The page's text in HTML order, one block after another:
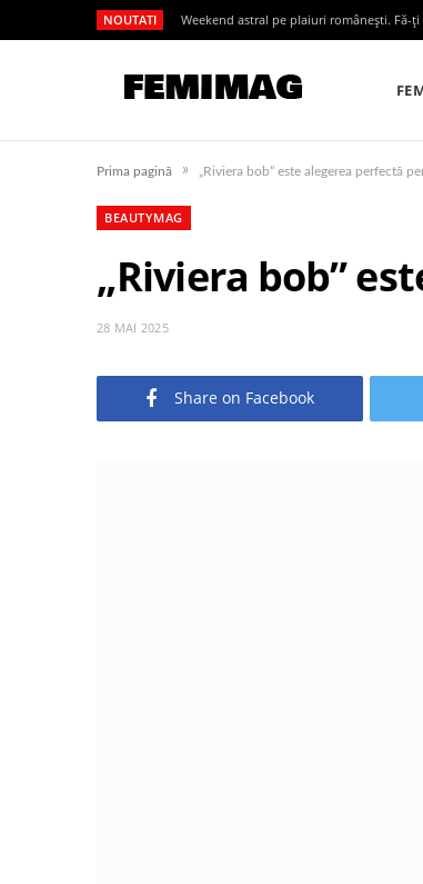
NOUTATI Weekend astral pe plaiuri românești. Fă-
Prima pagină » „Riviera bob” este alegerea perfectă
BEAUTYMAG
„Riviera bob”
28 MAI 2025
Share on Facebook